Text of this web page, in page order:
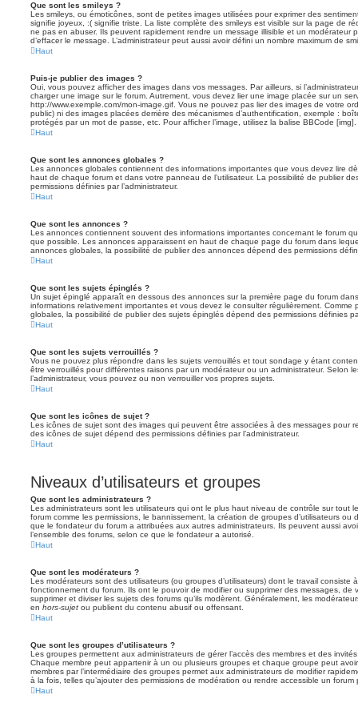
Que sont les smileys ?
Les smileys, ou émoticônes, sont de petites images utilisées pour exprimer des
signifie joyeux, :( signifie triste. La liste complète des smileys est visible sur la page de
ne pas en abuser. Ils peuvent rapidement rendre un message illisible et un modérateur
d’effacer le message. L’administrateur peut aussi avoir défini un nombre maximum de
Haut
Puis-je publier des images ?
Oui, vous pouvez afficher des images dans vos messages. Par ailleurs, si
charger une image sur le forum. Autrement, vous devez lier une image placée sur un
http://www.exemple.com/mon-image.gif. Vous ne pouvez pas lier des images de votre
public) ni des images placées derrière des mécanismes d’authentification, exemple :
protégés par un mot de passe, etc. Pour afficher l’image, utilisez la balise BBCode [img].
Haut
Que sont les annonces globales ?
Les annonces globales contiennent des informations importantes que vous devez lire
haut de chaque forum et dans votre panneau de l’utilisateur. La possibilité de publier
permissions définies par l’administrateur.
Haut
Que sont les annonces ?
Les annonces contiennent souvent des informations importantes concernant le forum
que possible. Les annonces apparaissent en haut de chaque page du forum dans
annonces globales, la possibilité de publier des annonces dépend des permissions
Haut
Que sont les sujets épinglés ?
Un sujet épinglé apparaît en dessous des annonces sur la première page du forum
informations relativement importantes et vous devez le consulter régulièrement.
globales, la possibilité de publier des sujets épinglés dépend des permissions définies
Haut
Que sont les sujets verrouillés ?
Vous ne pouvez plus répondre dans les sujets verrouillés et tout sondage y étant
être verrouillés pour différentes raisons par un modérateur ou un administrateur. Selon
l’administrateur, vous pouvez ou non verrouiller vos propres sujets.
Haut
Que sont les icônes de sujet ?
Les icônes de sujet sont des images qui peuvent être associées à des messages pour
des icônes de sujet dépend des permissions définies par l’administrateur.
Haut
Niveaux d’utilisateurs et groupes
Que sont les administrateurs ?
Les administrateurs sont les utilisateurs qui ont le plus haut niveau de contrôle sur tout
forum comme les permissions, le bannissement, la création de groupes d’utilisateurs ou
que le fondateur du forum a attribuées aux autres administrateurs. Ils peuvent aussi
l’ensemble des forums, selon ce que le fondateur a autorisé.
Haut
Que sont les modérateurs ?
Les modérateurs sont des utilisateurs (ou groupes d’utilisateurs) dont le travail consiste
fonctionnement du forum. Ils ont le pouvoir de modifier ou supprimer des messages, de
supprimer et diviser les sujets des forums qu’ils modèrent. Généralement, les
en hors-sujet ou publient du contenu abusif ou offensant.
Haut
Que sont les groupes d’utilisateurs ?
Les groupes permettent aux administrateurs de gérer l’accès des membres et des
Chaque membre peut appartenir à un ou plusieurs groupes et chaque groupe peut
membres par l’intermédiaire des groupes permet aux administrateurs de modifier
à la fois, telles qu’ajouter des permissions de modération ou rendre accessible un forum
Haut